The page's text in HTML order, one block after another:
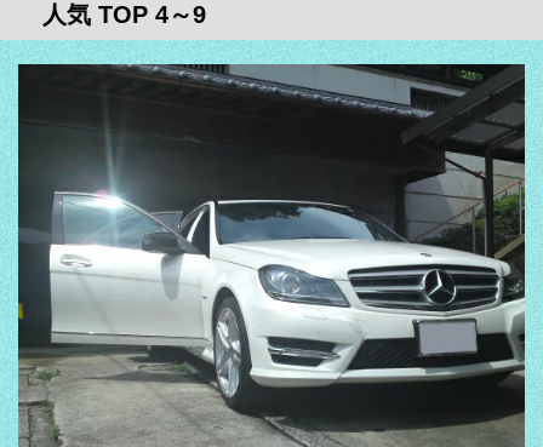
人気 TOP 4～9